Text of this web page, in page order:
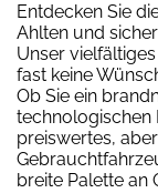
Entdecken Sie
Ahlten und
Unser
fast keine
Ob Sie ein
technologischen
preiswertes,
breite Palette an